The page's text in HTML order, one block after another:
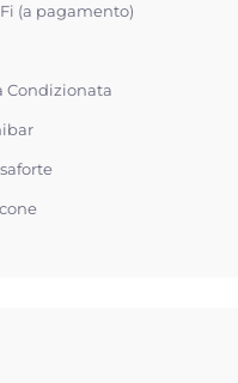
(a pagamento)
Condizionata